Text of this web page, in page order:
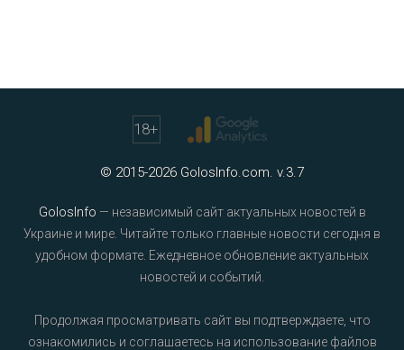
18+
© 2015-2026 GolosInfo.com. v.3.7
GolosInfo — независимый сайт актуальных новостей в
Украине и мире. Читайте только главные новости сегодня в
удобном формате. Ежедневное обновление актуальных
новостей и событий.
Продолжая просматривать сайт вы подтверждаете, что
ознакомились и соглашаетесь на использование файлов